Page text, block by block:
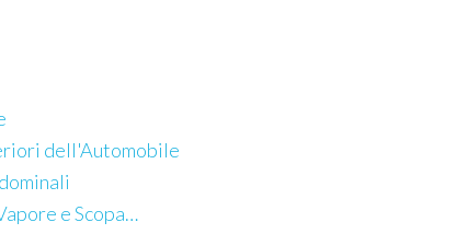
dell'Automobile
e Scopa…